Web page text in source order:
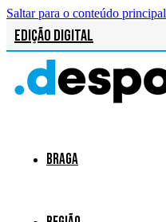
Saltar para o conteúdo principal
Edição Digital
Braga